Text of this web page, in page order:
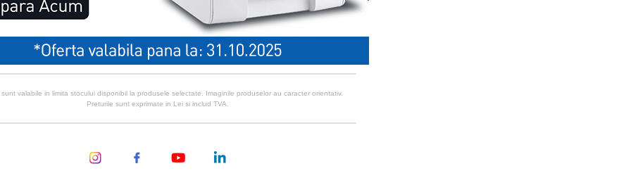
valabile in limita stocului disponibil la produsele selectate. Imaginile produselor au caracter orientativ.
Preturile sunt exprimate in Lei si includ TVA.